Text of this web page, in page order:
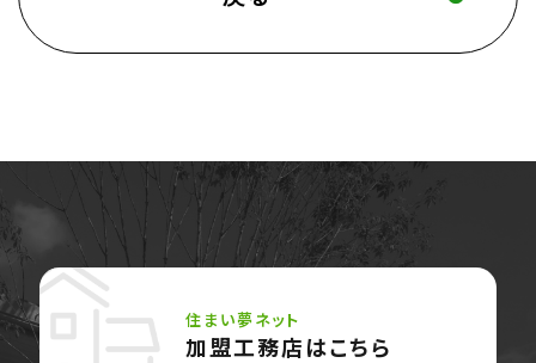
住まい夢ネット
加盟工務店はこちら